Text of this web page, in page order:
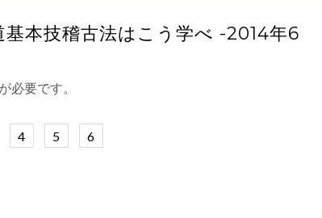
基本技稽古法はこう学べ -2014年6
が必要です。
4 5 6